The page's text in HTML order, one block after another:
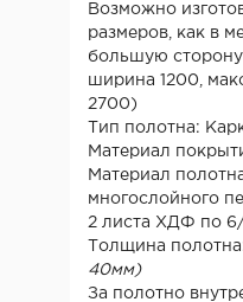
Возможно
размеров, как в
большую
ширина 1200,
2700)
Тип полотна:
Материал
Материал
многослойного
2 листа ХДФ по
Толщина
40мм)
За полотно